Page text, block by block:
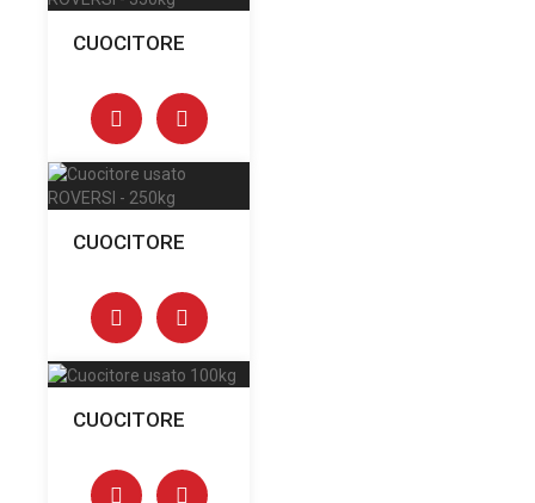
CUOCITORE
CUOCITORE
CUOCITORE